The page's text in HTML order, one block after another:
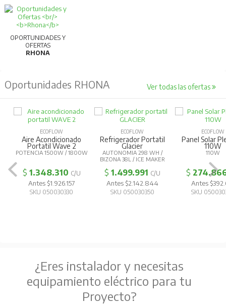
OPORTUNIDADES Y
OFERTAS
RHONA
Oportunidades RHONA Ver todas las ofertas
ECOFLOW
Aire Acondicionado
Portatil Wave 2
POTENCIA 1500W / 1800W
$ 1.348.310 C/U
Antes $1.926.157
SKU 050030330
ECOFLOW
Refrigerador Portatil
Glacier
AUTONOMIA 298 WH /
BIZONA 38L / ICE MAKER
$ 1.499.991 C/U
Antes $2.142.844
SKU 050030350
ECOFLOW
Panel Solar
110W
110W
$
Antes
SKU
¿Eres instalador y necesitas
equipamiento eléctrico para tu
Proyecto?